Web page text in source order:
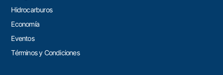
Hidrocarburos
Economía
Eventos
Términos y Condiciones